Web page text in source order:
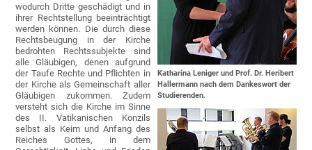
Katharina Leniger und Prof. Dr. Heribert
Hallermann nach dem Dankeswort der
Studierenden.
wodurch Dritte geschädigt und in
ihrer Rechtstellung beeinträchtigt
werden können. Die durch diese
Rechtsbeugung in der Kirche
bedrohten Rechtssubjekte sind
alle Gläubigen, denen aufgrund
der Taufe Rechte und Pflichten in
der Kirche als Gemeinschaft aller
Gläubigen zukommen. Zudem
versteht sich die Kirche im Sinne
des II. Vatikanischen Konzils
selbst als Keim und Anfang des
Reiches Gottes, in dem